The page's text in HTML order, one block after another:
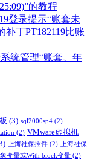
的教程
登录提示“账套未
丁PT182119比账
统管理“账套、年
(3) sql2000sp4 (2)
(2) VMware虚拟机
上海社保插件 (2)
上海社保
变量或With block变量 (2)